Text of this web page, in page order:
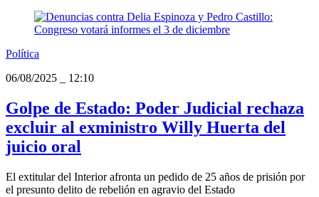
Política
06/08/2025
12:10
Golpe de Estado: Poder Judicial rechaza
excluir al exministro Willy Huerta del
juicio oral
El extitular del Interior afronta un pedido de 25 años de prisión por
el presunto delito de rebelión en agravio del Estado